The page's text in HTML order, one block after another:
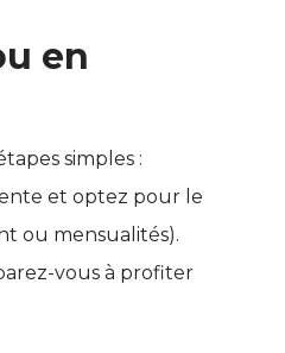
en
simples :
et optez pour le
ou mensualités).
vous à profiter